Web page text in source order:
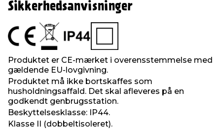
Sikkerhedsanvisninger
Produktet er CE-mærket i overensstemmelse med
gældende EU-lovgivning.
Produktet må ikke bortskaffes som
husholdningsaffald. Det skal afleveres på en
godkendt genbrugsstation.
Beskyttelsesklasse: IP44.
Klasse II (dobbeltisoleret).